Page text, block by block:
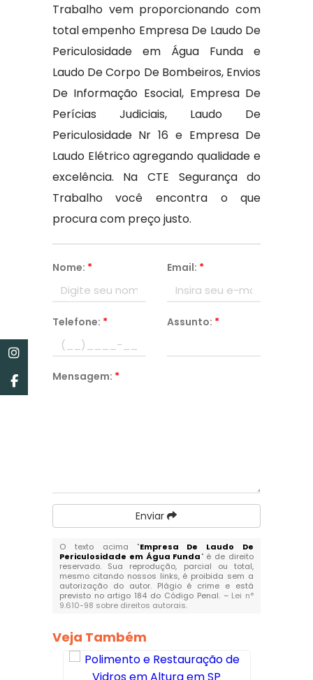
Trabalho vem proporcionando com
total empenho Empresa De Laudo De
Periculosidade em Água Funda e
Laudo De Corpo De Bombeiros, Envios
De Informação Esocial, Empresa De
Perícias Judiciais, Laudo De
Periculosidade Nr 16 e Empresa De
Laudo Elétrico agregando qualidade e
excelência. Na CTE Segurança do
Trabalho você encontra o que
procura com preço justo.
Nome: * Email: *
Telefone: * Assunto: *
Mensagem: *
Enviar
O texto acima "Empresa De Laudo De
Periculosidade em Água Funda" é de direito
reservado. Sua reprodução, parcial ou total,
mesmo citando nossos links, é proibida sem a
autorização do autor. Plágio é crime e está
previsto no artigo 184 do Código Penal. – Lei n°
9.610-98 sobre direitos autorais.
Veja Também